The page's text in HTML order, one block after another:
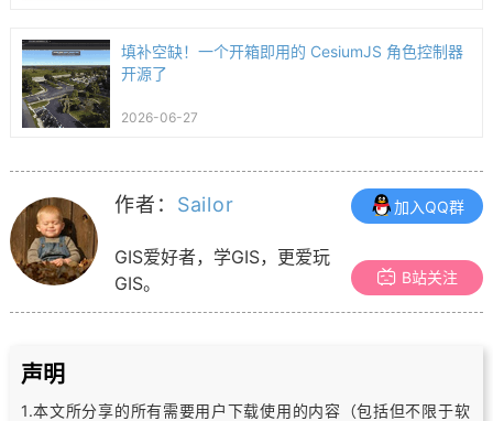
填补空缺！一个开箱即用的 CesiumJS 角色控制器
开源了
2026-06-27
作者： Sailor
GIS爱好者，学GIS，更爱玩
GIS。
加入QQ群
B站关注
声明
1.本文所分享的所有需要用户下载使用的内容（包括但不限于软